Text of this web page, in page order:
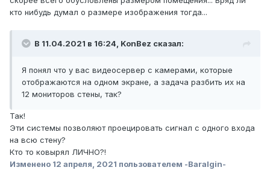
кто нибудь думал о размере изображения тогда...
В 11.04.2021 в 16:24, KonBez сказал:
Я понял что у вас видеосервер с камерами, которые
отображаются на одном экране, а задача разбить их на
12 мониторов стены, так?
Так!
Эти системы позволяют проецировать сигнал с одного входа
на всю стену?
Кто то ковырял ЛИЧНО?!
Изменено 12 апреля, 2021 пользователем -Baralgin-